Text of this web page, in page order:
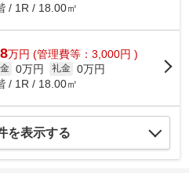
/ 1R / 18.00㎡
万円 (管理費等：3,000円 )
0万円 礼金 0万円
/ 1R / 18.00㎡
を表示する